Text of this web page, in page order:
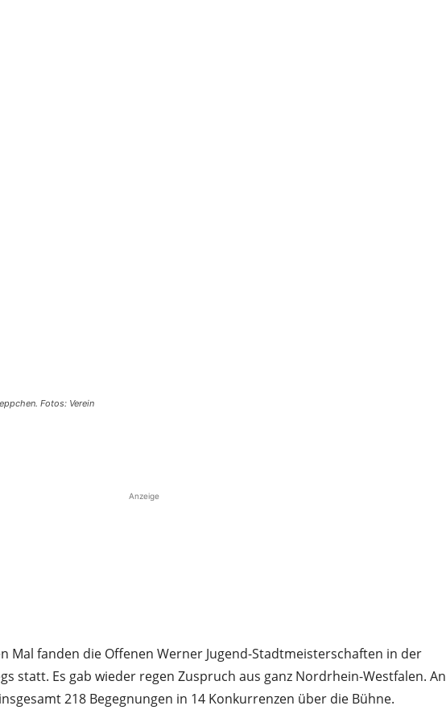
Fotos: Verein
Anzeige
Mal fanden die Offenen Werner Jugend-Stadtmeisterschaften in der
statt. Es gab wieder regen Zuspruch aus ganz Nordrhein-Westfalen. An
218 Begegnungen in 14 Konkurrenzen über die Bühne.